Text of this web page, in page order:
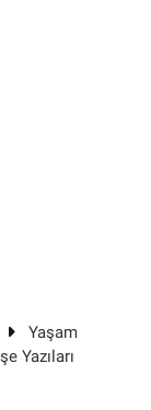
Yaşam
Yazıları